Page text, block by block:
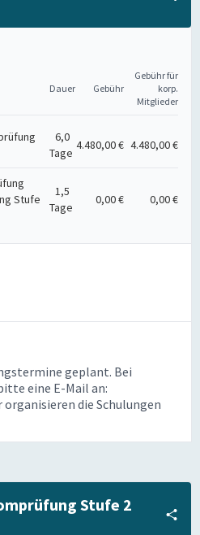
Dauer Gebühr
Gebühr für
korp.
Mitglieder
6,0
Tage
4.480,00 € 4.480,00 €
Stufe
1,5
Tage
0,00 € 0,00 €
geplant. Bei
eine E-Mail an:
organisieren die Schulungen
Stufe 2